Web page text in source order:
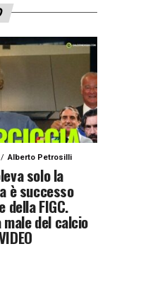
Alberto Petrosilli
solo la
è successo
della FIGC.
del calcio